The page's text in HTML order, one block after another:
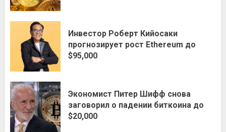
Инвестор Роберт Кийосаки
прогнозирует рост Ethereum до
$95,000
Экономист Питер Шифф снова
заговорил о падении биткоина до
$20,000